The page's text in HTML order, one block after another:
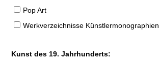
Pop Art
Werkverzeichnisse Künstlermonographien
Kunst des 19. Jahrhunderts: